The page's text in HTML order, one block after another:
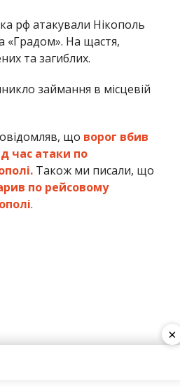
рф атакували Нікополь
«Градом». На щастя,
та загиблих.
займання в місцевій
що ворог вбив
час атаки по
Також ми писали, що
по рейсовому
.
×